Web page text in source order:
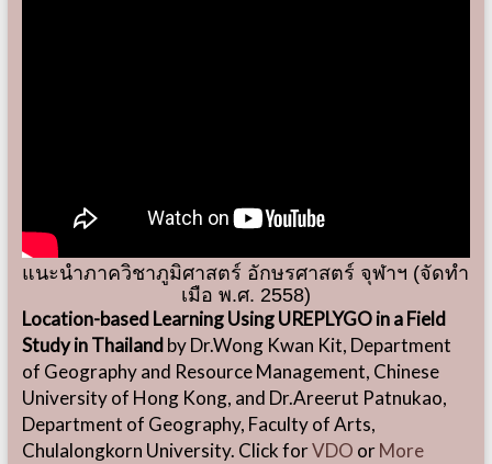
แนะนำภาควิชาภูมิศาสตร์ อักษรศาสตร์ จุฬาฯ (จัดทำ
เมือ พ.ศ. 2558)
Location-based Learning Using UREPLYGO in a Field
Study in Thailand by Dr.Wong Kwan Kit, Department
of Geography and Resource Management, Chinese
University of Hong Kong, and Dr.Areerut Patnukao,
Department of Geography, Faculty of Arts,
Chulalongkorn University. Click forVDO orMore